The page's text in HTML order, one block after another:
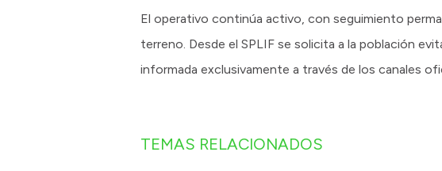
El operativo continúa activo, con seguimiento
terreno. Desde el SPLIF se solicita a la población
informada exclusivamente a través de los canales
TEMAS RELACIONADOS